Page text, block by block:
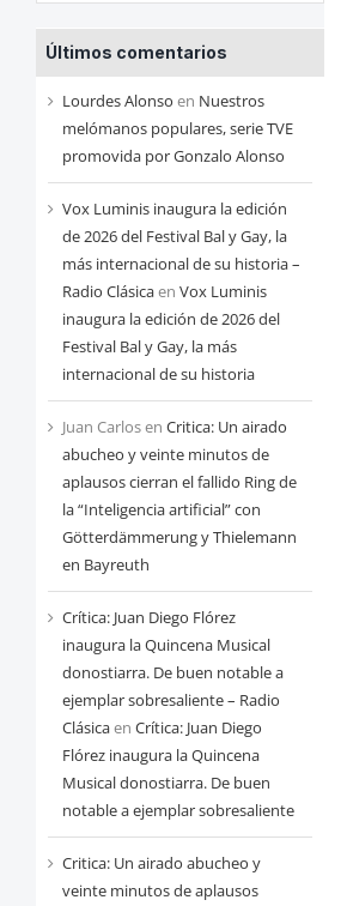
entradas
de
cada
mes
Últimos comentarios
Lourdes Alonso en Nuestros
melómanos populares, serie TVE
promovida por Gonzalo Alonso
Vox Luminis inaugura la edición
de 2026 del Festival Bal y Gay, la
más internacional de su historia –
Radio Clásicaen Vox Luminis
inaugura la edición de 2026 del
Festival Bal y Gay, la más
internacional de su historia
Juan Carlosen Critica: Un airado
abucheo y veinte minutos de
aplausos cierran el fallido Ring de
la “Inteligencia artificial” con
Götterdämmerung y Thielemann
en Bayreuth
Crítica: Juan Diego Flórez
inaugura la Quincena Musical
donostiarra. De buen notable a
ejemplar sobresaliente – Radio
Clásicaen Crítica: Juan Diego
Flórez inaugura la Quincena
Musical donostiarra. De buen
notable a ejemplar sobresaliente
Critica: Un airado abucheo y
veinte minutos de aplausos